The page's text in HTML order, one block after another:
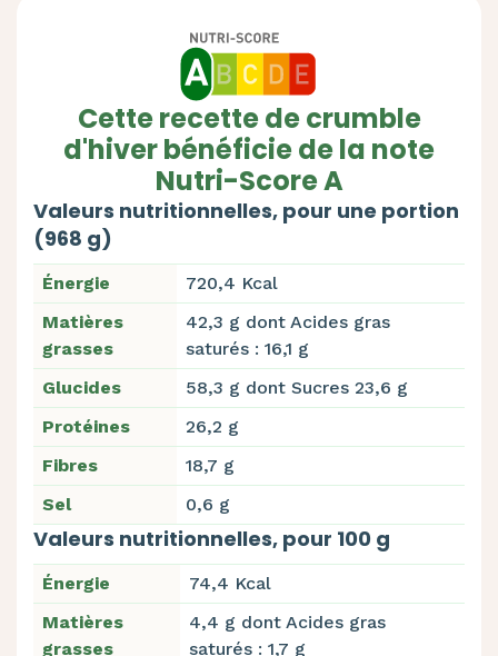
Cette recette de crumble
d'hiver bénéficie de la note
Nutri-Score A
Valeurs nutritionnelles, pour une portion
(968 g)
Énergie
720,4 Kcal
Matières
grasses
42,3 g dont Acides gras
saturés : 16,1 g
Glucides
58,3 g dont Sucres 23,6 g
Protéines
26,2 g
Fibres
18,7 g
Sel
0,6 g
Valeurs nutritionnelles, pour 100 g
Énergie
74,4 Kcal
Matières
grasses
4,4 g dont Acides gras
saturés : 1,7 g